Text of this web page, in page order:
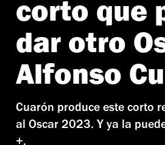
corto que
dar otro
Alfonso
Cuarón produce este corto
al Oscar 2023. Y ya la